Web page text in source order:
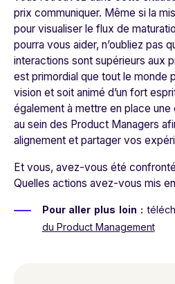
prix communiquer. Même si la
pour visualiser le flux de
pourra vous aider, n’oubliez pas
interactions sont supérieurs aux
est primordial que tout le monde
vision et soit animé d’un fort
également à mettre en place
au sein des Product Managers
alignement et partager vos
Et vous, avez-vous été
Quelles actions avez-vous mis
Pour aller plus loin :
du Product Management